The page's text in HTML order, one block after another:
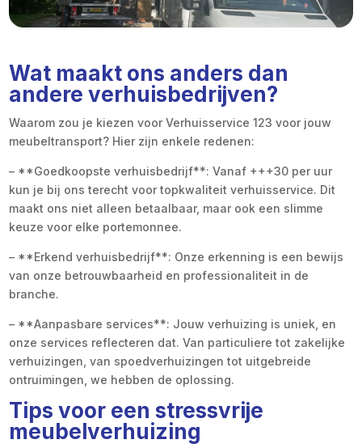
Wat maakt ons anders dan
andere verhuisbedrijven?
Waarom zou je kiezen voor Verhuisservice 123 voor jouw
meubeltransport? Hier zijn enkele redenen:
– **Goedkoopste verhuisbedrijf**: Vanaf +++30 per uur
kun je bij ons terecht voor topkwaliteit verhuisservice. Dit
maakt ons niet alleen betaalbaar, maar ook een slimme
keuze voor elke portemonnee.
– **Erkend verhuisbedrijf**: Onze erkenning is een bewijs
van onze betrouwbaarheid en professionaliteit in de
branche.
– **Aanpasbare services**: Jouw verhuizing is uniek, en
onze services reflecteren dat. Van particuliere tot zakelijke
verhuizingen, van spoedverhuizingen tot uitgebreide
ontruimingen, we hebben de oplossing.
Tips voor een stressvrije
meubelverhuizing